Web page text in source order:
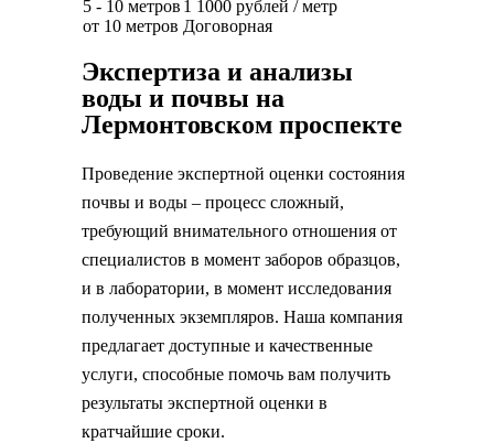
5 - 10 метров 1 1000 рублей / метр
от 10 метров Договорная
Экспертиза и анализы
воды и почвы на
Лермонтовском проспекте
Проведение экспертной оценки состояния
почвы и воды – процесс сложный,
требующий внимательного отношения от
специалистов в момент заборов образцов,
и в лаборатории, в момент исследования
полученных экземпляров. Наша компания
предлагает доступные и качественные
услуги, способные помочь вам получить
результаты экспертной оценки в
кратчайшие сроки.